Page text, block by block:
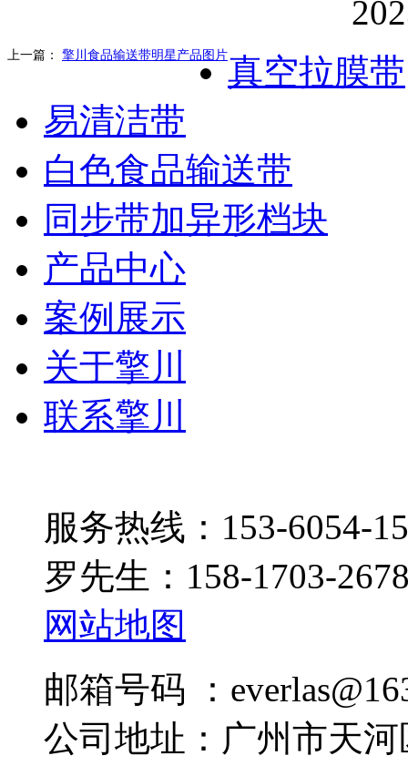
上一篇： 擎川食品输送带明星产品图片真空拉膜带
易清洁带
白色食品输送带
同步带加异形档块
产品中心
案例展示
关于擎川
联系擎川
服务热线：153-6054-
罗先生：158-1703-
网站地图
邮箱号码 ：
公司地址：广州市天